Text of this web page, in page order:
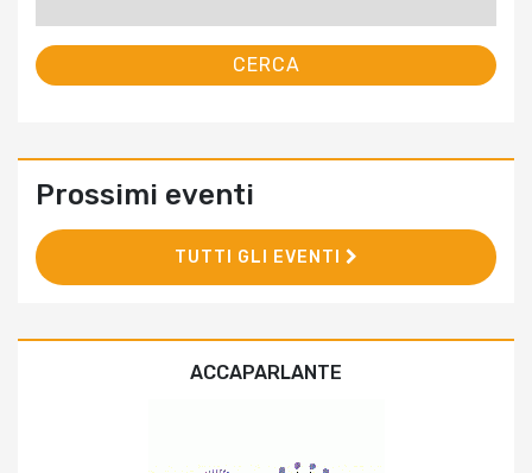
Prossimi eventi
TUTTI GLI EVENTI
ACCAPARLANTE